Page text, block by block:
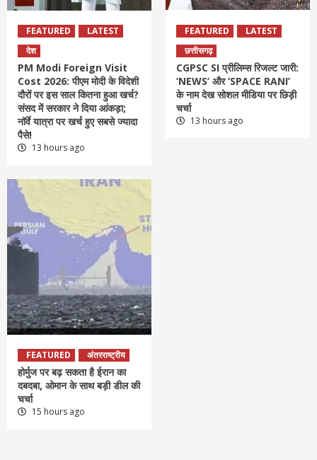
FEATURED
LATEST
देश
PM Modi Foreign Visit
Cost 2026: पीएम मोदी के विदेशी
दौरों पर इस साल कितना हुआ खर्च?
संसद में सरकार ने दिया आंकड़ा;
नॉर्वे यात्रा पर खर्च हुए सबसे ज्यादा
पैसे!
13 hours ago
FEATURED
LATEST
छत्तीसगढ़
CGPSC SI प्रीलिम्स रिजल्ट जारी:
‘NEWS’ और ‘SPACE RANI’
के नाम देख सोशल मीडिया पर छिड़ी
चर्चा
13 hours ago
FEATURED अंतरराष्ट्रीय
होर्मुज पर बढ़ सकता है ईरान का
दबदबा, ओमान के साथ बड़ी डील की
चर्चा
15 hours ago